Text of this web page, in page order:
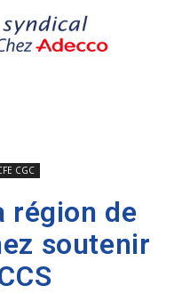
CGC
région de
soutenir